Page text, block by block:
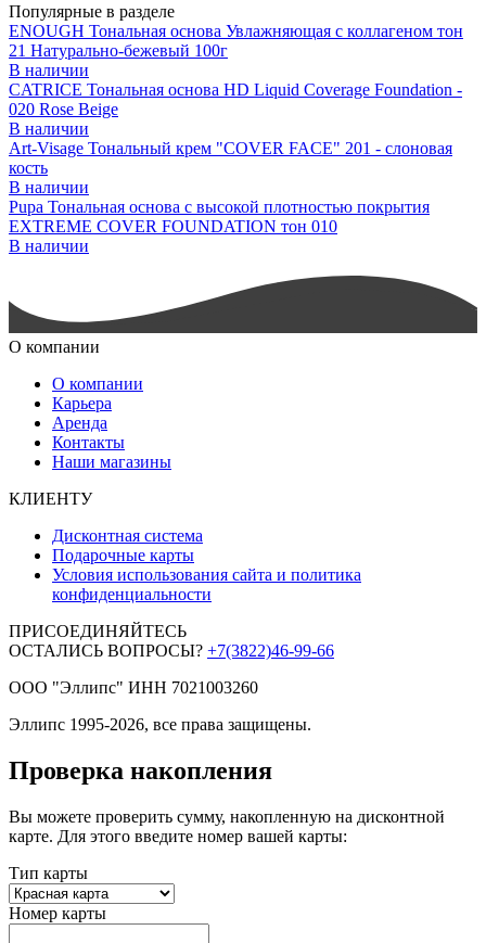
Популярные в разделе
ENOUGH Тональная основа Увлажняющая с коллагеном тон
21 Натурально-бежевый 100г
В наличии
CATRICE Тональная основа HD Liquid Coverage Foundation -
020 Rose Beige
В наличии
Art-Visage Тональный крем "COVER FACE" 201 - слоновая
кость
В наличии
Pupa Тональная основа с высокой плотностью покрытия
EXTREME COVER FOUNDATION тон 010
В наличии
О компании
О компании
Карьера
Аренда
Контакты
Наши магазины
КЛИЕНТУ
Дисконтная система
Подарочные карты
Условия использования сайта и политика
конфиденциальности
ПРИСОЕДИНЯЙТЕСЬ
ОСТАЛИСЬ ВОПРОСЫ? +7(3822)46-99-66
ООО "Эллипс" ИНН 7021003260
Эллипс 1995-2026, все права защищены.
Проверка накопления
Вы можете проверить сумму, накопленную на дисконтной
карте. Для этого введите номер вашей карты:
Тип карты
Номер карты